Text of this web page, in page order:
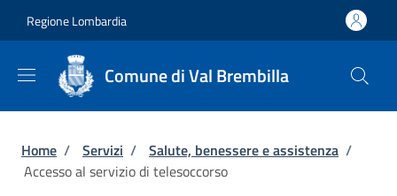
Regione Lombardia
Comune di Val Brembilla
Briciole di pane
Home / Servizi / Salute, benessere e assistenza /
Accesso al servizio di telesoccorso